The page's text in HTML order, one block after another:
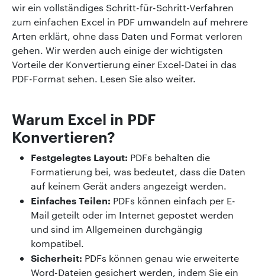
wir ein vollständiges Schritt-für-Schritt-Verfahren
zum einfachen Excel in PDF umwandeln auf mehrere
Arten erklärt, ohne dass Daten und Format verloren
gehen. Wir werden auch einige der wichtigsten
Vorteile der Konvertierung einer Excel-Datei in das
PDF-Format sehen. Lesen Sie also weiter.
Warum Excel in PDF
Konvertieren?
Festgelegtes Layout: PDFs behalten die
Formatierung bei, was bedeutet, dass die Daten
auf keinem Gerät anders angezeigt werden.
Einfaches Teilen: PDFs können einfach per E-
Mail geteilt oder im Internet gepostet werden
und sind im Allgemeinen durchgängig
kompatibel.
Sicherheit: PDFs können genau wie erweiterte
Word-Dateien gesichert werden, indem Sie ein